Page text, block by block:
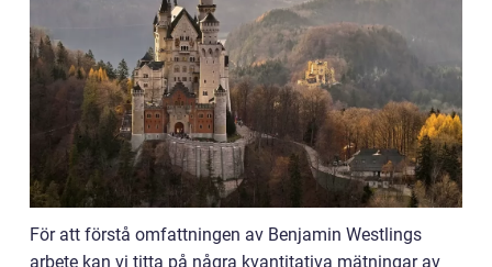
För att förstå omfattningen av Benjamin Westlings
arbete kan vi titta på några kvantitativa mätningar av